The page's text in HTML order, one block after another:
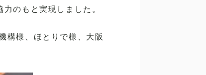
のもと実現しました。
構様、ほとりで様、大阪